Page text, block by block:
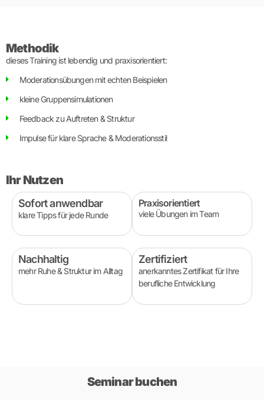
Methodik
dieses Training ist lebendig und praxisorientiert:
Moderationsübungen mit echten Beispielen
kleine Gruppensimulationen
Feedback zu Auftreten & Struktur
Impulse für klare Sprache & Moderationsstil
Ihr Nutzen
Sofort anwendbar
klare Tipps für jede Runde
Praxisorientiert
viele Übungen im Team
Nachhaltig
mehr Ruhe & Struktur im Alltag
Zertifiziert
anerkanntes Zertifikat für Ihre
berufliche Entwicklung
Seminar buchen